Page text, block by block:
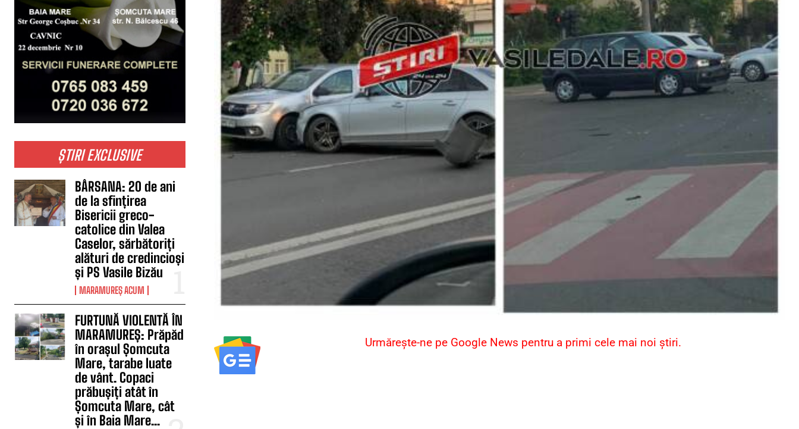
ȘTIRI EXCLUSIVE
BÂRSANA: 20 de ani
de la sfințirea
Bisericii greco-
catolice din Valea
Caselor, sărbătoriți
alături de credincioși
și PS Vasile Bizău
MARAMUREȘ ACUM
FURTUNĂ VIOLENTĂ ÎN
MARAMUREȘ: Prăpăd
în orașul Șomcuta
Mare, tarabe luate
de vânt. Copaci
prăbușiți atât în
Șomcuta Mare, cât
și în Baia Mare...
Urmărește-ne pe Google News pentru a primi cele mai noi știri.